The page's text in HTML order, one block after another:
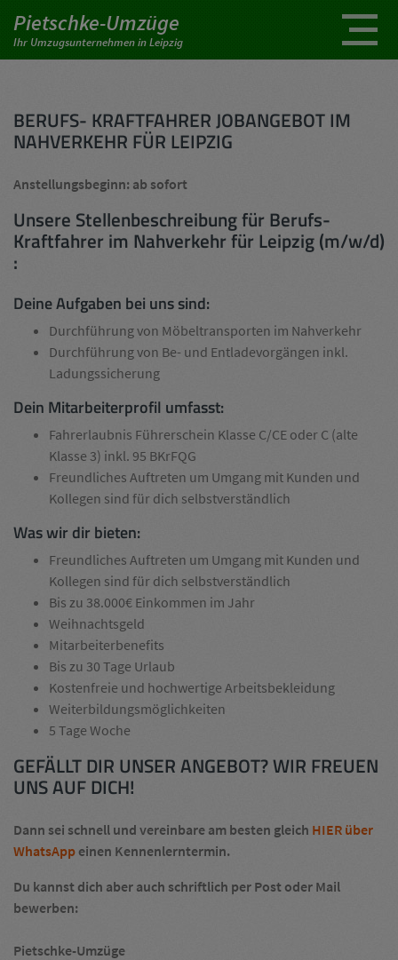
Pietschke-Umzüge
Ihr Umzugsunternehmen in Leipzig
BERUFS- KRAFTFAHRER JOBANGEBOT IM
NAHVERKEHR FÜR LEIPZIG
Anstellungsbeginn: ab sofort
Unsere Stellenbeschreibung für Berufs-
Kraftfahrer im Nahverkehr für Leipzig (m/w/d)
:
Deine Aufgaben bei uns sind:
Durchführung von Möbeltransporten im Nahverkehr
Durchführung von Be- und Entladevorgängen inkl.
Ladungssicherung
Dein Mitarbeiterprofil umfasst:
Fahrerlaubnis Führerschein Klasse C/CE oder C (alte
Klasse 3) inkl. 95 BKrFQG
Freundliches Auftreten um Umgang mit Kunden und
Kollegen sind für dich selbstverständlich
Was wir dir bieten:
Freundliches Auftreten um Umgang mit Kunden und
Kollegen sind für dich selbstverständlich
Bis zu 38.000€ Einkommen im Jahr
Weihnachtsgeld
Mitarbeiterbenefits
Bis zu 30 Tage Urlaub
Kostenfreie und hochwertige Arbeitsbekleidung
Weiterbildungsmöglichkeiten
5 Tage Woche
GEFÄLLT DIR UNSER ANGEBOT? WIR FREUEN
UNS AUF DICH!
Dann sei schnell und vereinbare am besten gleich HIER über
WhatsApp einen Kennenlerntermin.
Du kannst dich aber auch schriftlich per Post oder Mail
bewerben:
Pietschke-Umzüge